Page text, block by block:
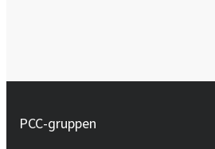
PCC-gruppen